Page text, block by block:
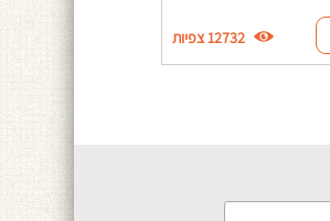
12732 צפיות